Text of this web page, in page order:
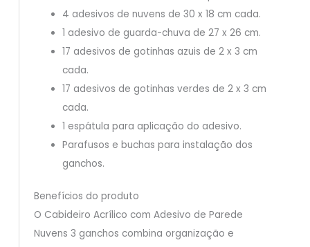
4 adesivos de nuvens de 30 x 18 cm cada.
1 adesivo de guarda-chuva de 27 x 26 cm.
17 adesivos de gotinhas azuis de 2 x 3 cm
cada.
17 adesivos de gotinhas verdes de 2 x 3 cm
cada.
1 espátula para aplicação do adesivo.
Parafusos e buchas para instalação dos
ganchos.
Benefícios do produto
O Cabideiro Acrílico com Adesivo de Parede
Nuvens 3 ganchos combina organização e